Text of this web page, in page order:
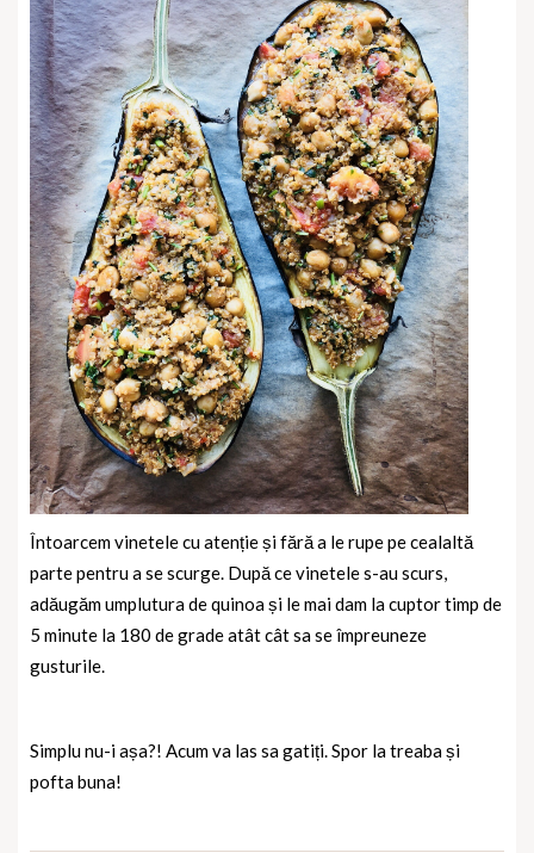
Întoarcem vinetele cu atenție și fără a le rupe pe cealaltă
parte pentru a se scurge. După ce vinetele s-au scurs,
adăugăm umplutura de quinoa și le mai dam la cuptor timp de
5 minute la 180 de grade atât cât sa se împreuneze
gusturile.
Simplu nu-i așa?! Acum va las sa gatiți. Spor la treaba și
pofta buna!